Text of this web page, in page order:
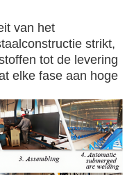
van het
strikt,
tot de levering
elke fase aan hoge